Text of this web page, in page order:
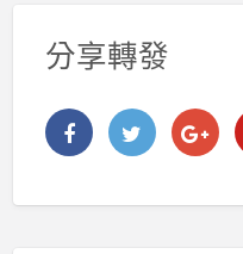
分享轉發